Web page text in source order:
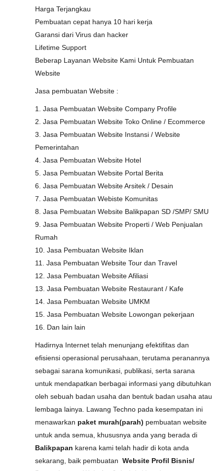
Harga Terjangkau
Pembuatan cepat hanya 10 hari kerja
Garansi dari Virus dan hacker
Lifetime Support
Beberap Layanan Website Kami Untuk Pembuatan
Website
Jasa pembuatan Website :
1. Jasa Pembuatan Website Company Profile
2. Jasa Pembuatan Website Toko Online / Ecommerce
3. Jasa Pembuatan Website Instansi / Website
Pemerintahan
4. Jasa Pembuatan Website Hotel
5. Jasa Pembuatan Website Portal Berita
6. Jasa Pembuatan Website Arsitek / Desain
7. Jasa Pembuatan Webiste Komunitas
8. Jasa Pembuatan Website Balikpapan SD /SMP/ SMU
9. Jasa Pembuatan Website Properti / Web Penjualan
Rumah
10. Jasa Pembuatan Website Iklan
11. Jasa Pembuatan Website Tour dan Travel
12. Jasa Pembuatan Website Afiliasi
13. Jasa Pembuatan Website Restaurant / Kafe
14. Jasa Pembuatan Website UMKM
15. Jasa Pembuatan Website Lowongan pekerjaan
16. Dan lain lain
Hadirnya Internet telah menunjang efektifitas dan
efisiensi operasional perusahaan, terutama peranannya
sebagai sarana komunikasi, publikasi, serta sarana
untuk mendapatkan berbagai informasi yang dibutuhkan
oleh sebuah badan usaha dan bentuk badan usaha atau
lembaga lainya. Lawang Techno pada kesempatan ini
menawarkan paket murah(parah) pembuatan website
untuk anda semua, khususnya anda yang berada di
Balikpapan karena kami telah hadir di kota anda
sekarang, baik pembuatan Website Profil Bisnis/